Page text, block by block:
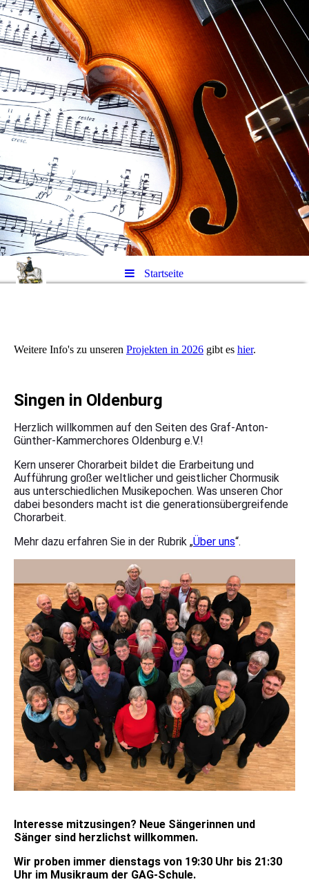
Startseite
Weitere Info's zu unseren Projekten in 2026 gibt es hier.
Singen in Oldenburg
Herzlich willkommen auf den Seiten des Graf-Anton-
Günther-Kammerchores Oldenburg e.V.!
Kern unserer Chorarbeit bildet die Erarbeitung und
Aufführung großer weltlicher und geistlicher Chormusik
aus unterschiedlichen Musikepochen. Was unseren Chor
dabei besonders macht ist die generationsübergreifende
Chorarbeit.
Mehr dazu erfahren Sie in der Rubrik „Über uns“.
Interesse mitzusingen? Neue Sängerinnen und
Sänger sind herzlichst willkommen.
Wir proben immer dienstags von 19:30 Uhr bis 21:30
Uhr im Musikraum der GAG-Schule.